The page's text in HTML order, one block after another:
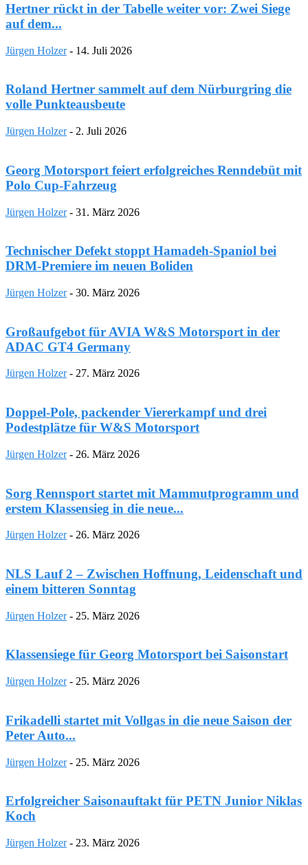
Hertner rückt in der Tabelle weiter vor: Zwei Siege
auf dem...
Jürgen Holzer - 14. Juli 2026
Roland Hertner sammelt auf dem Nürburgring die
volle Punkteausbeute
Jürgen Holzer - 2. Juli 2026
Georg Motorsport feiert erfolgreiches Renndebüt mit
Polo Cup-Fahrzeug
Jürgen Holzer - 31. März 2026
Technischer Defekt stoppt Hamadeh-Spaniol bei
DRM-Premiere im neuen Boliden
Jürgen Holzer - 30. März 2026
Großaufgebot für AVIA W&S Motorsport in der
ADAC GT4 Germany
Jürgen Holzer - 27. März 2026
Doppel-Pole, packender Viererkampf und drei
Podestplätze für W&S Motorsport
Jürgen Holzer - 26. März 2026
Sorg Rennsport startet mit Mammutprogramm und
erstem Klassensieg in die neue...
Jürgen Holzer - 26. März 2026
NLS Lauf 2 – Zwischen Hoffnung, Leidenschaft und
einem bitteren Sonntag
Jürgen Holzer - 25. März 2026
Klassensiege für Georg Motorsport bei Saisonstart
Jürgen Holzer - 25. März 2026
Frikadelli startet mit Vollgas in die neue Saison der
Peter Auto...
Jürgen Holzer - 25. März 2026
Erfolgreicher Saisonauftakt für PETN Junior Niklas
Koch
Jürgen Holzer - 23. März 2026